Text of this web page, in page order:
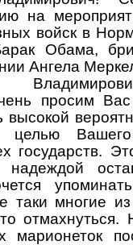
на
войск в
Обама,
Ангела
просим
целью
государств.
надеждой
таки многие
марионеток